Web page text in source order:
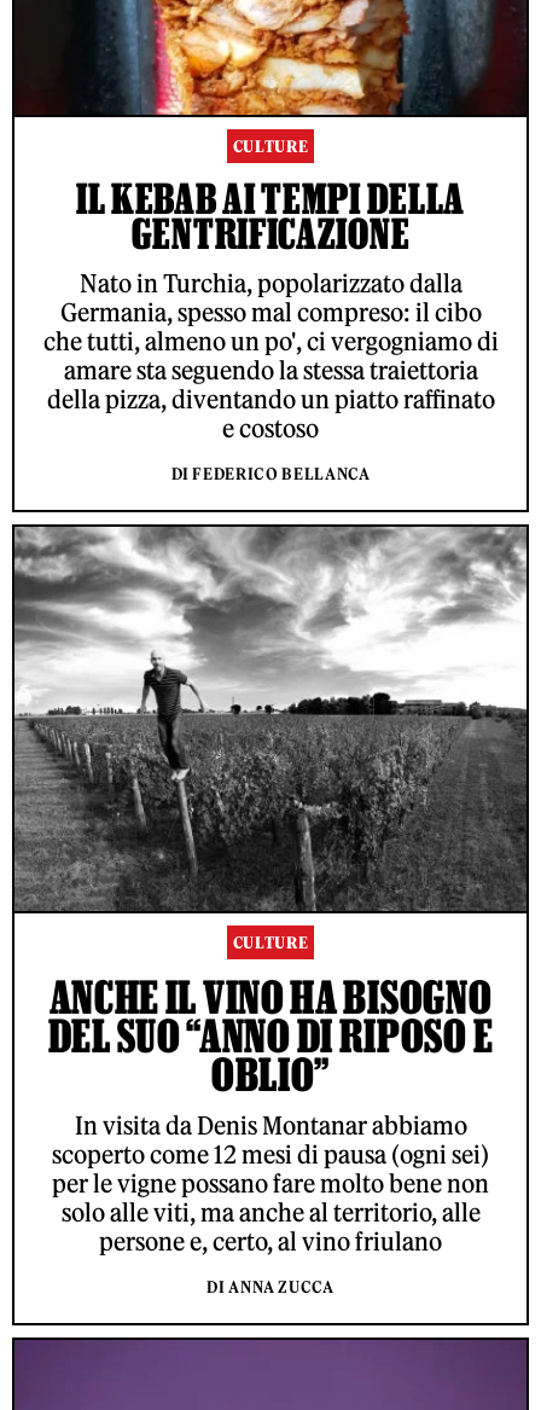
CULTURE
IL KEBAB AI TEMPI DELLA
GENTRIFICAZIONE
Nato in Turchia, popolarizzato dalla
Germania, spesso mal compreso: il cibo
che tutti, almeno un po', ci vergogniamo di
amare sta seguendo la stessa traiettoria
della pizza, diventando un piatto raffinato
e costoso
DI FEDERICO BELLANCA
CULTURE
ANCHE IL VINO HA BISOGNO
DEL SUO “ANNO DI RIPOSO E
OBLIO”
In visita da Denis Montanar abbiamo
scoperto come 12 mesi di pausa (ogni sei)
per le vigne possano fare molto bene non
solo alle viti, ma anche al territorio, alle
persone e, certo, al vino friulano
DI ANNA ZUCCA